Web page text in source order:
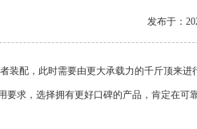
发布于：
装配，此时需要由更大承载力的千斤顶来进
要求，选择拥有更好口碑的产品，肯定在